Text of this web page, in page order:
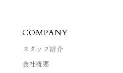
COMPANY
スタッフ紹介
会社概要